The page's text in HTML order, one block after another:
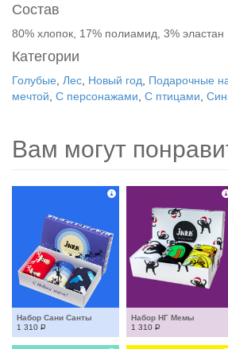
Состав
80% хлопок, 17% полиамид, 3% эластан
Категории
Голубые Лес Новый год Подарочные
мечтой С персонажами С птицами
Вам могут
Набор Сани Санты
1 310 Р
Набор НГ Мемы
1 310 Р